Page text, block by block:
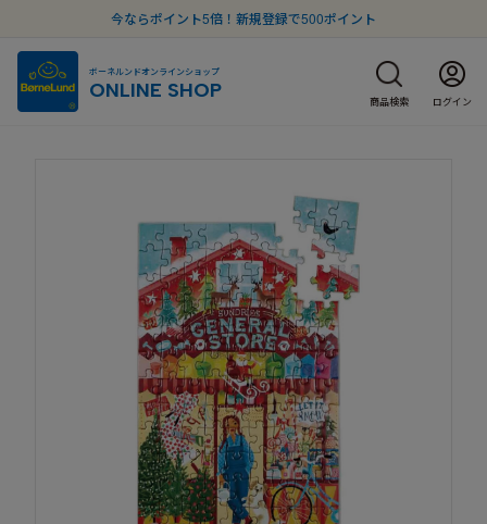
今ならポイント5倍！新規登録で500ポイント
ボーネルンドオンラインショップ
ONLINE SHOP 商品検索 ログイン